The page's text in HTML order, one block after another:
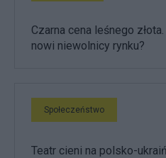
Czarna cena leśnego
nowi niewolnicy rynku?
Społeczeństwo
Teatr cieni na polsko-